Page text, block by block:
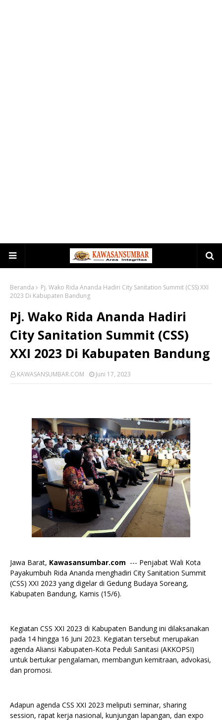
Beranda
Pj. Wako Rida Ananda Hadiri City Sanitation Summit (CSS) XXI
2023 Di Kabupaten Bandung
Pj. Wako Rida Ananda Hadiri
City Sanitation Summit (CSS)
XXI 2023 Di Kabupaten Bandung
KAWASANSUMBAR.COM Juni 17, 2023
Jawa Barat, Kawasansumbar.com --- Penjabat Wali Kota
Payakumbuh Rida Ananda menghadiri City Sanitation Summit
(CSS) XXI 2023 yang digelar di Gedung Budaya Soreang,
Kabupaten Bandung, Kamis (15/6).
Kegiatan CSS XXI 2023 di Kabupaten Bandung ini dilaksanakan
pada 14 hingga 16 Juni 2023. Kegiatan tersebut merupakan
agenda Aliansi Kabupaten-Kota Peduli Sanitasi (AKKOPSI)
untuk bertukar pengalaman, membangun kemitraan, advokasi,
dan promosi.
Adapun agenda CSS XXI 2023 meliputi seminar, sharing
session, rapat kerja nasional, kunjungan lapangan, dan expo